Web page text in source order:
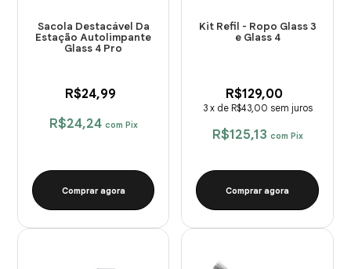
Sacola Destacável Da
Estação Autolimpante
Glass 4 Pro
R$24,99
R$24,24 com Pix
Comprar agora
Kit Refil - Ropo Glass 3
e Glass 4
R$129,00
R$125,13 com Pix
3 x de R$43,00 sem juros
Comprar agora